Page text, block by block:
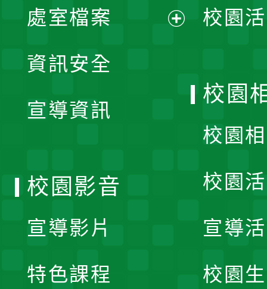
單
處室檔案
資訊安全
宣導資訊
校園
校園
校園
校園
宣導
校園
校園影音
宣導影片
特色課程